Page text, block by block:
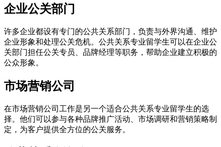
企业公关部门
许多企业都设有专门的公共关系部门，负责与外界沟通、维护
企业形象和处理公关危机。公共关系专业留学生可以在企业公
关部门担任公关专员、品牌经理等职务，帮助企业建立积极的
公众形象。
市场营销公司
在市场营销公司工作是另一个适合公共关系专业留学生的选
择。他们可以参与各种品牌推广活动、市场调研和营销策略制
定，为客户提供全方位的公关服务。